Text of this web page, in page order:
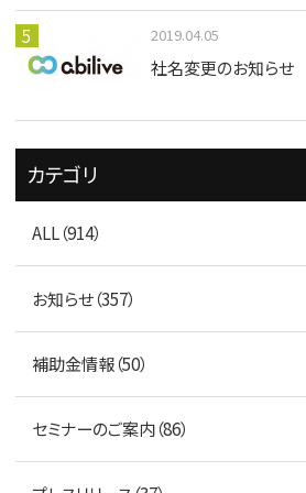
2019.04.05
社名変更のお知らせ
カテゴリ
ALL（914）
お知らせ（357）
補助金情報（50）
セミナーのご案内（86）